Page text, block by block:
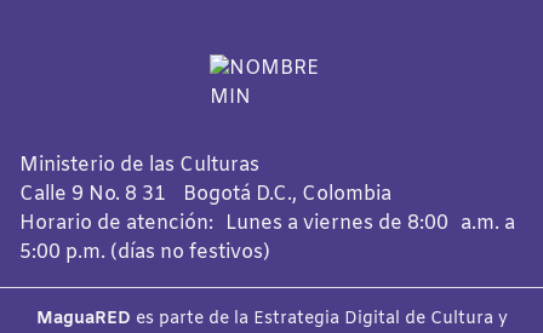
Ministerio de las Culturas
Calle 9 No. 8 31 Bogotá D.C., Colombia
Horario de atención: Lunes a viernes de 8:00 a.m. a
5:00 p.m. (días no festivos)
MaguaRED es parte de la Estrategia Digital de Cultura y